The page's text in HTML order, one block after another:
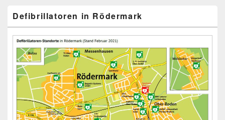
Defibrillatoren in Rödermark